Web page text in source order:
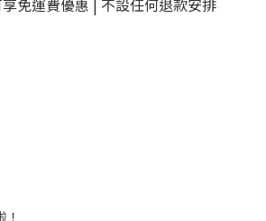
免運費優惠 | 不設任何退款安排